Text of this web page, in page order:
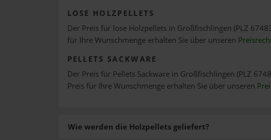
LOSE HOLZPELLETS
Der Preis für lose Holzpellets in Großfischlingen (PLZ
für Ihre Wunschmenge erhalten Sie über unseren
PELLETS SACKWARE
Der Preis für Pellets Sackware in Großfischlingen (PLZ
Preis für Ihre Wunschmenge erhalten Sie über unseren
Wie werden die Holzpellets geliefert?